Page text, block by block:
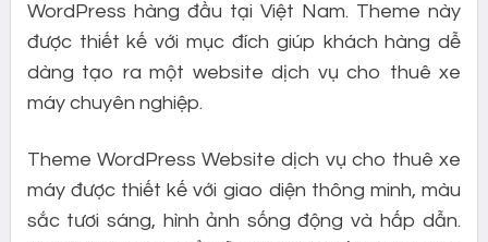
WordPress hàng đầu tại Việt Nam. Theme này
được thiết kế với mục đích giúp khách hàng dễ
dàng tạo ra một website dịch vụ cho thuê xe
máy chuyên nghiệp.
Theme WordPress Website dịch vụ cho thuê xe
máy được thiết kế với giao diện thông minh, màu
sắc tươi sáng, hình ảnh sống động và hấp dẫn.